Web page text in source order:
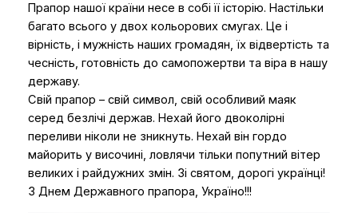
Прапор нашої країни несе в собі її історію. Настільки
багато всього у двох кольорових смугах. Це і
вірність, і мужність наших громадян, їх відвертість та
чесність, готовність до самопожертви та віра в нашу
державу.
Свій прапор – свій символ, свій особливий маяк
серед безлічі держав. Нехай його двоколірні
переливи ніколи не зникнуть. Нехай він гордо
майорить у височині, ловлячи тільки попутний вітер
великих і райдужних змін. Зі святом, дорогі українці!
З Днем Державного прапора, Україно!!!